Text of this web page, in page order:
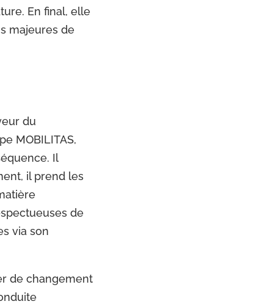
En final, elle
majeures de
du
MOBILITAS,
Il
il prend les
de
via son
de changement